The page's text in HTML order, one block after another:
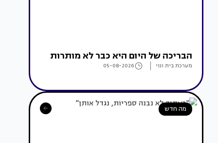
הבריכה של היום היא כבר לא מותרות
מערכת בית ונוי 05-08-2026
מה חדש